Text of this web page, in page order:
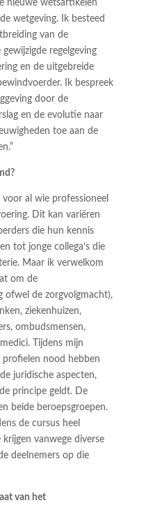
nieuwe wetsartikelen
wetgeving. Ik besteed
van de
regelgeving
en de uitgebreide
Ik bespreek
door de
en de evolutie naar
toe aan de
al wie professioneel
Dit kan variëren
die hun kennis
tot jonge collega’s die
Maar ik verwelkom
om de
ofwel de zorgvolgmacht),
ziekenhuizen,
ombudsmensen,
Tijdens mijn
profielen nood hebben
juridische aspecten,
principe geldt. De
beide beroepsgroepen.
de cursus heel
vanwege diverse
deelnemers op die
van het